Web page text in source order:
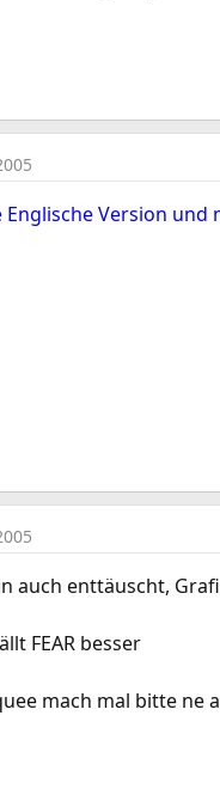
Englische Version
auch enttäuscht,
FEAR besser
mach mal bitte ne